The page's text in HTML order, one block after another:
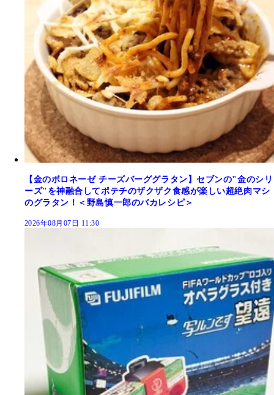
【金のボロネーゼ チーズバーググラタン】セブンの"金のシリ
ーズ"を神融合してポテチのザクザク食感が楽しい超絶肉マシ
のグラタン！＜野島慎一郎のバカレシピ＞
2026年08月07日 11:30